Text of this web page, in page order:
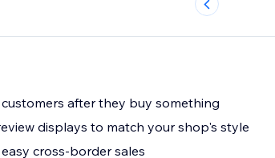
after they buy something
displays to match your shop's style
cross-border sales